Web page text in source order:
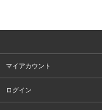
マイアカウント
ログイン